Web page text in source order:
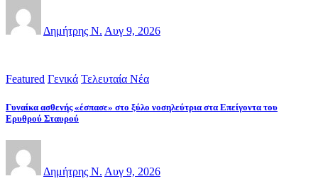
Δημήτρης Ν. Αυγ 9, 2026
Featured Γενικά Τελευταία Νέα
Γυναίκα ασθενής «έσπασε» στο ξύλο νοσηλεύτρια στα Επείγοντα του
Ερυθρού Σταυρού
Δημήτρης Ν. Αυγ 9, 2026